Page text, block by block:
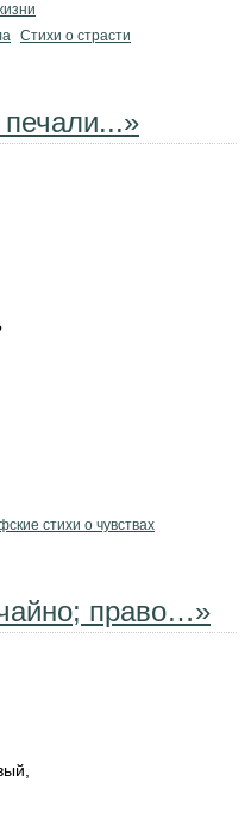
Стихи о страсти
стихи о чувствах
право…»